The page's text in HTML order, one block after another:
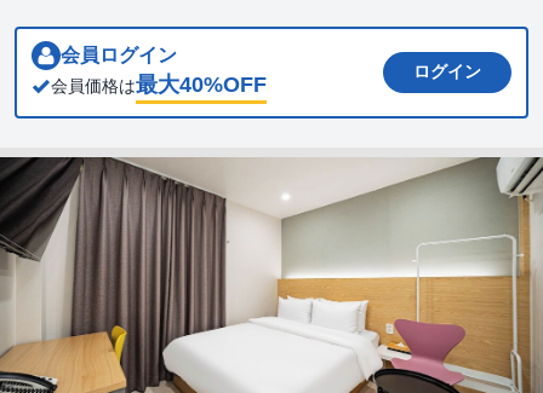
会員ログイン
会員価格は最大40%OFF
ログイン